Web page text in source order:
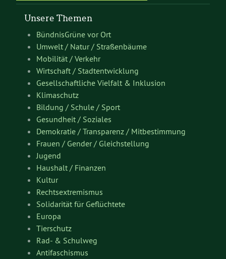
Unsere Themen
BündnisGrüne vor Ort
Umwelt / Natur / Straßenbäume
Mobilität / Verkehr
Wirtschaft / Stadtentwicklung
Gesellschaftliche Vielfalt & Inklusion
Klimaschutz
Bildung / Schule / Sport
Gesundheit / Soziales
Demokratie / Transparenz / Mitbestimmung
Frauen / Gender / Gleichstellung
Jugend
Haushalt / Finanzen
Kultur
Rechtsextremismus
Solidarität für Geflüchtete
Europa
Tierschutz
Rad- & Schulweg
Antifaschismus